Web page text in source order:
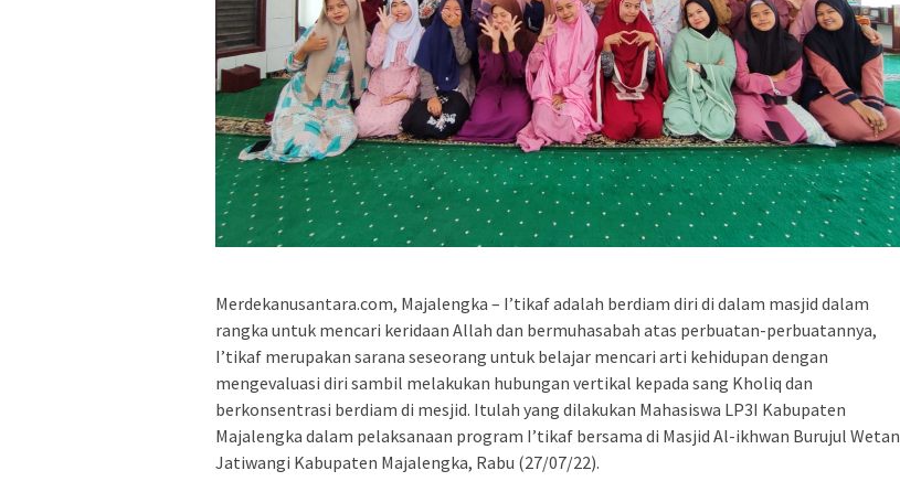
Merdekanusantara.com, Majalengka – I’tikaf adalah berdiam diri di dalam masjid dalam
rangka untuk mencari keridaan Allah dan bermuhasabah atas perbuatan-perbuatannya,
I’tikaf merupakan sarana seseorang untuk belajar mencari arti kehidupan dengan
mengevaluasi diri sambil melakukan hubungan vertikal kepada sang Kholiq dan
berkonsentrasi berdiam di mesjid. Itulah yang dilakukan Mahasiswa LP3I Kabupaten
Majalengka dalam pelaksanaan program I’tikaf bersama di Masjid Al-ikhwan Burujul Wetan
Jatiwangi Kabupaten Majalengka, Rabu (27/07/22).